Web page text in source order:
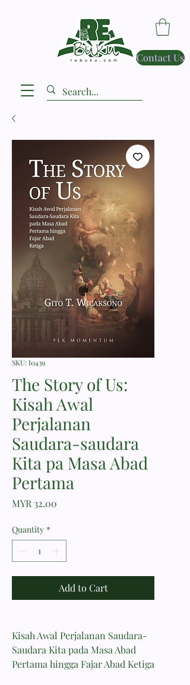
Contact Us
SKU: I0439
The Story of Us:
Kisah Awal
Perjalanan
Saudara-saudara
Kita pa Masa Abad
Pertama
MYR 32.00
Quantity *
Add to Cart
Kisah Awal Perjalanan Saudara-
Saudara Kita pada Masa Abad
Pertama hingga Fajar Abad Ketiga